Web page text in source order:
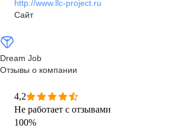
http://www.llc-project.ru
Сайт
Dream Job
Отзывы о компании
4,2
Не работает с отзывами
100%